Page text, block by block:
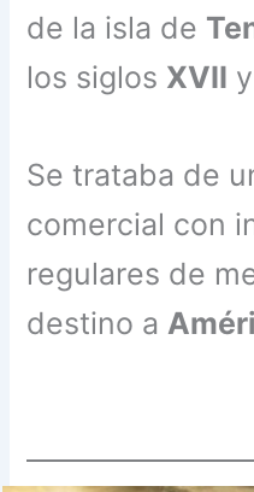
de la isla de
los siglos XVII y
Se trataba de
comercial con
regulares de
destino a